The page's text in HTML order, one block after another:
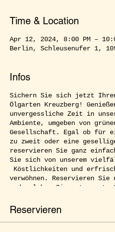
Time & Location
Apr 12, 2024, 8:00 PM –
Berlin, Schleusenufer 1,
Infos
Sichern Sie sich jetzt
Ölgarten Kreuzberg!
unvergessliche Zeit in
Ambiente, umgeben von
Gesellschaft. Egal ob für
zu zweit oder eine
reservieren Sie ganz
Sie sich von unserem
Köstlichkeiten und
verwöhnen. Reservieren
und erleben Sie entspannte
Reservieren